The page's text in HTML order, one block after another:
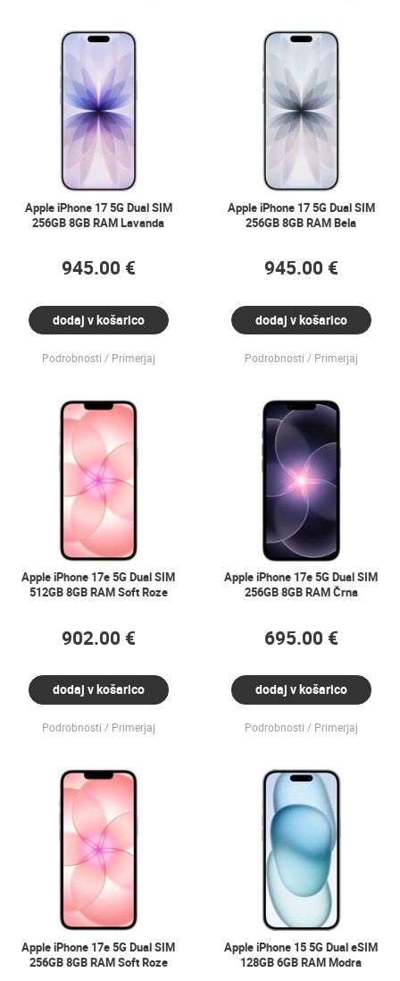
Apple iPhone 17 5G Dual SIM
256GB 8GB RAM Lavanda
945.00 €
dodaj v košarico
Podrobnosti Primerjaj
Apple iPhone 17 5G Dual SIM
256GB 8GB RAM Bela
945.00 €
dodaj v košarico
Podrobnosti Primerjaj
Apple iPhone 17e 5G Dual SIM
512GB 8GB RAM Soft Roze
902.00 €
dodaj v košarico
Podrobnosti Primerjaj
Apple iPhone 17e 5G Dual SIM
256GB 8GB RAM Črna
695.00 €
dodaj v košarico
Podrobnosti Primerjaj
Apple iPhone 17e 5G Dual SIM
256GB 8GB RAM Soft Roze
Apple iPhone 15 5G Dual eSIM
128GB 6GB RAM Modra